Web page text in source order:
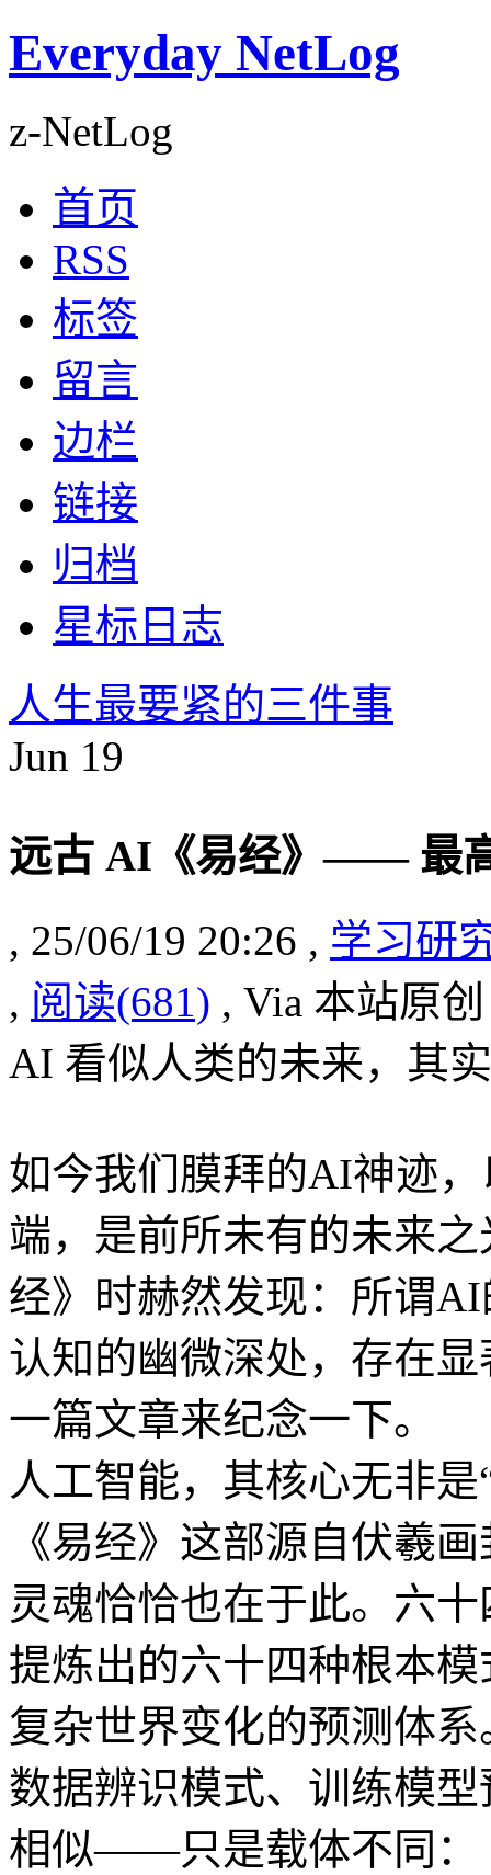
Everyday NetLog
z-NetLog
首页
RSS
标签
留言
边栏
链接
归档
星标日志
人生最要紧的三件事
Jun 19
远古 AI《易经》—— 最
, 25/06/19 20:26 , 学习研
, 阅读(681) , Via 本站原
AI 看似人类的未来，其
如今我们膜拜的AI神迹
端，是前所未有的未来
经》时赫然发现：所谓
认知的幽微深处，存在
一篇文章来纪念一下。
人工智能，其核心无非
《易经》这部源自伏羲
灵魂恰恰也在于此。六
提炼出的六十四种根本
复杂世界变化的预测体
数据辨识模式、训练模
相似——只是载体不同：